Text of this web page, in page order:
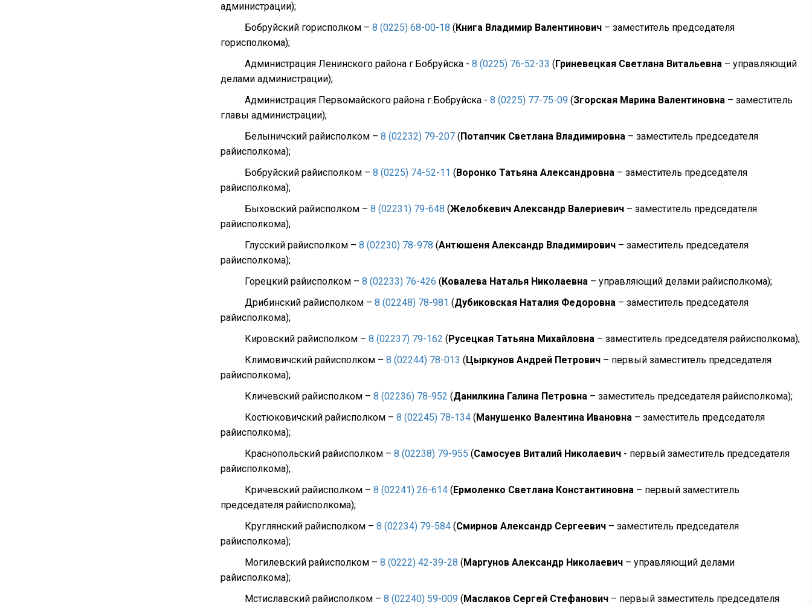
администрации);
Бобруйский горисполком – 8 (0225) 68-00-18 (Книга Владимир Валентинович – заместитель председателя
горисполкома);
Администрация Ленинского района г.Бобруйска - 8 (0225) 76-52-33 (Гриневецкая Светлана Витальевна – управляющий
делами администрации);
Администрация Первомайского района г.Бобруйска - 8 (0225) 77-75-09 (Згорская Марина Валентиновна – заместитель
главы администрации);
Белыничский райисполком – 8 (02232) 79-207 (Потапчик Светлана Владимировна – заместитель председателя
райисполкома);
Бобруйский райисполком – 8 (0225) 74-52-11 (Воронко Татьяна Александровна – заместитель председателя
райисполкома);
Быховский райисполком – 8 (02231) 79-648 (Желобкевич Александр Валериевич – заместитель председателя
райисполкома);
Глусский райисполком – 8 (02230) 78-978 (Антюшеня Александр Владимирович – заместитель председателя
райисполкома);
Горецкий райисполком – 8 (02233) 76-426 (Ковалева Наталья Николаевна – управляющий делами райисполкома);
Дрибинский райисполком – 8 (02248) 78-981 (Дубиковская Наталия Федоровна – заместитель председателя
райисполкома);
Кировский райисполком – 8 (02237) 79-162 (Русецкая Татьяна Михайловна – заместитель председателя райисполкома);
Климовичский райисполком – 8 (02244) 78-013 (Цыркунов Андрей Петрович – первый заместитель председателя
райисполкома);
Кличевский райисполком – 8 (02236) 78-952 (Данилкина Галина Петровна – заместитель председателя райисполкома);
Костюковичский райисполком – 8 (02245) 78-134 (Манушенко Валентина Ивановна – заместитель председателя
райисполкома);
Краснопольский райисполком – 8 (02238) 79-955 (Самосуев Виталий Николаевич - первый заместитель председателя
райисполкома);
Кричевский райисполком – 8 (02241) 26-614 (Ермоленко Светлана Константиновна – первый заместитель
председателя райисполкома);
Круглянский райисполком – 8 (02234) 79-584 (Смирнов Александр Сергеевич – заместитель председателя
райисполкома);
Могилевский райисполком – 8 (0222) 42-39-28 (Маргунов Александр Николаевич – управляющий делами
райисполкома);
Мстиславский райисполком – 8 (02240) 59-009 (Маслаков Сергей Стефанович – первый заместитель председателя